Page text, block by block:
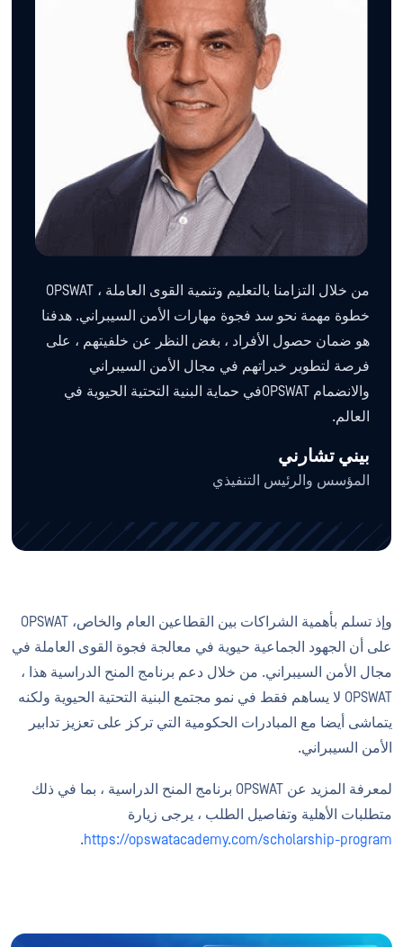
من خلال التزامنا بالتعليم وتنمية القوى العاملة ، OPSWAT
خطوة مهمة نحو سد فجوة مهارات الأمن السيبراني. هدفنا
هو ضمان حصول الأفراد ، بغض النظر عن خلفيتهم ، على
فرصة لتطوير خبراتهم في مجال الأمن السيبراني
والانضمام OPSWATفي حماية البنية التحتية الحيوية في
العالم.
بيني تشارني
المؤسس والرئيس التنفيذي
وإذ تسلم بأهمية الشراكات بين القطاعين العام والخاص، OPSWAT
على أن الجهود الجماعية حيوية في معالجة فجوة القوى العاملة في
مجال الأمن السيبراني. من خلال دعم برنامج المنح الدراسية هذا ،
OPSWAT لا يساهم فقط في نمو مجتمع البنية التحتية الحيوية ولكنه
يتماشى أيضا مع المبادرات الحكومية التي تركز على تعزيز تدابير
الأمن السيبراني.
لمعرفة المزيد عن OPSWAT برنامج المنح الدراسية ، بما في ذلك
متطلبات الأهلية وتفاصيل الطلب ، يرجى زيارة
https://opswatacademy.com/scholarship-program
.